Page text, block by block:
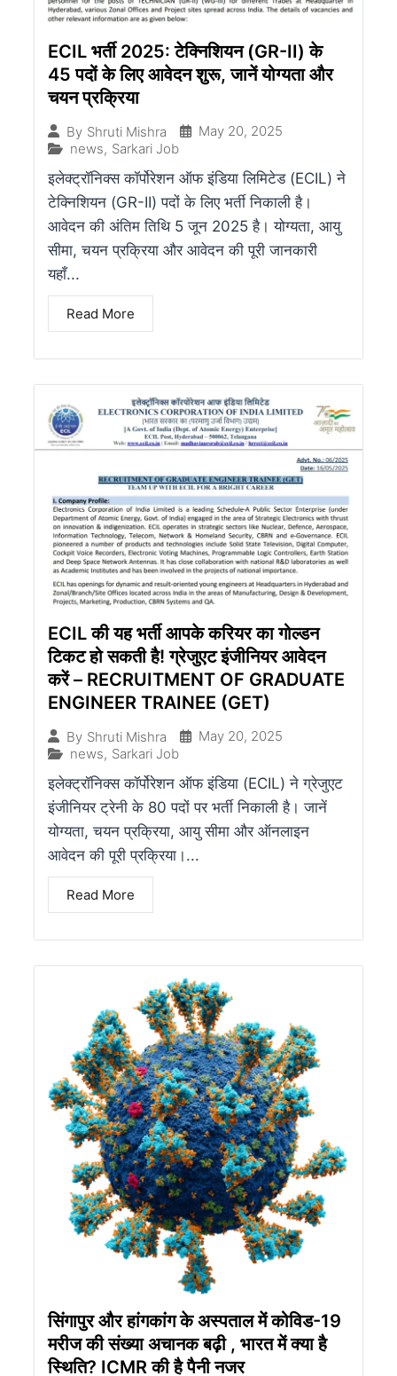
ECIL भर्ती 2025: टेक्निशियन (GR-II) के
45 पदों के लिए आवेदन शुरू, जानें योग्यता और
चयन प्रक्रिया
By Shruti Mishra
May 20, 2025
news, Sarkari Job
इलेक्ट्रॉनिक्स कॉर्पोरेशन ऑफ इंडिया लिमिटेड (ECIL) ने
टेक्निशियन (GR-II) पदों के लिए भर्ती निकाली है।
आवेदन की अंतिम तिथि 5 जून 2025 है। योग्यता, आयु
सीमा, चयन प्रक्रिया और आवेदन की पूरी जानकारी
यहाँ...
Read More
ECIL की यह भर्ती आपके करियर का गोल्डन
टिकट हो सकती है! ग्रेजुएट इंजीनियर आवेदन
करें – RECRUITMENT OF GRADUATE
ENGINEER TRAINEE (GET)
By Shruti Mishra
May 20, 2025
news, Sarkari Job
इलेक्ट्रॉनिक्स कॉर्पोरेशन ऑफ इंडिया (ECIL) ने ग्रेजुएट
इंजीनियर ट्रेनी के 80 पदों पर भर्ती निकाली है। जानें
योग्यता, चयन प्रक्रिया, आयु सीमा और ऑनलाइन
आवेदन की पूरी प्रक्रिया।...
Read More
सिंगापुर और हांगकांग के अस्पताल में कोविड-19
मरीज की संख्या अचानक बढ़ी , भारत में क्या है
स्थिति? ICMR की है पैनी नजर